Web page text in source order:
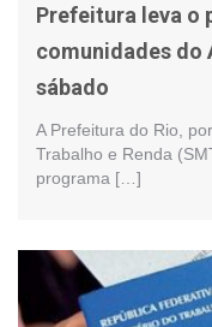
Prefeitura leva o
comunidades do
sábado
A Prefeitura do Rio,
Trabalho e Renda
programa […]